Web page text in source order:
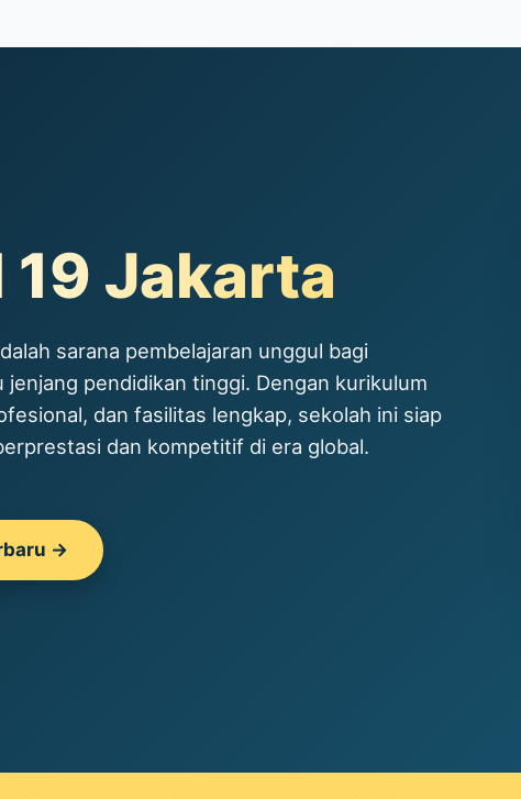
19 Jakarta
sarana pembelajaran unggul bagi
pendidikan tinggi. Dengan kurikulum
dan fasilitas lengkap, sekolah ini siap
dan kompetitif di era global.
→